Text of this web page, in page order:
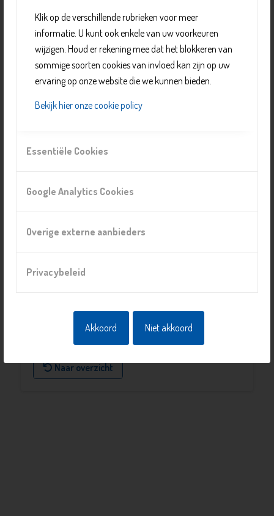
Klik op de verschillende rubrieken voor meer
informatie. U kunt ook enkele van uw voorkeuren
wijzigen. Houd er rekening mee dat het blokkeren van
sommige soorten cookies van invloed kan zijn op uw
ervaring op onze website die we kunnen bieden.
Bekijk hier onze cookie policy
Essentiële Cookies
Google Analytics Cookies
Overige externe aanbieders
Privacybeleid
Akkoord Niet akkoord
Organisatie
Telefoonnummer: 015 760 0200
Wijkcentrum de Vleugel
Naar overzicht
Geopend: donderdag van 14.00 tot 16.00 uur.
Er is ook een vrijwilliger van de formulierenbrigade
aanwezig.
Kijk opDelft voor Elkaarvoor een overzicht van alle
wijkcontactpunten en hun openingstijden.